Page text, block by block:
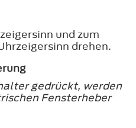
und zum
drehen.
gedrückt, werden
Fensterheber